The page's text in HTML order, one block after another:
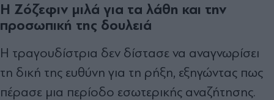
Η Ζόζεφιν μιλά για τα λάθη και την
προσωπική της δουλειά
Η τραγουδίστρια δεν δίστασε να αναγνωρίσει
τη δική της ευθύνη για τη ρήξη, εξηγώντας πως
πέρασε μια περίοδο εσωτερικής αναζήτησης.